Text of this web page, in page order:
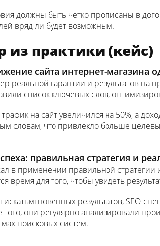
должны быть четко прописаны в
вряд ли будет возможным.
из практики (кейс)
сайта интернет-магазина
реальной гарантии и результатов на
список ключевых слов,
на сайт увеличился на 50%, а
словам, что привлекло больше
правильная стратегия и
в применении правильной
время для того, чтобы увидеть
искатьмгновенных результатов, SEO-
того, они регулярно анализировали
поисковых систем.